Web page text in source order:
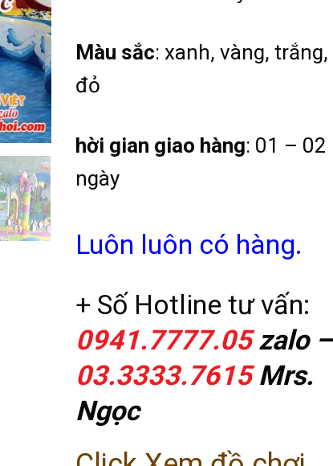
Màu sắc: xanh, vàng, trắng,
đỏ
hời gian giao hàng: 01 – 02
ngày
Luôn luôn có hàng.
+ Số Hotline tư vấn:
0941.7777.05zalo –
03.3333.7615Mrs.
Ngọc